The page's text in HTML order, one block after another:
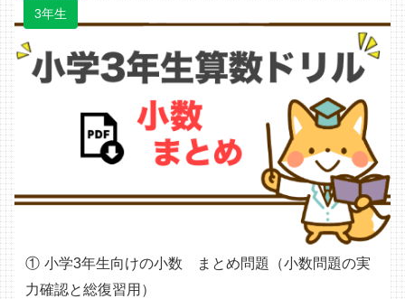
3年生
小学3年生向けの小数 まとめ問題（小数問題の実
力確認と総復習用）